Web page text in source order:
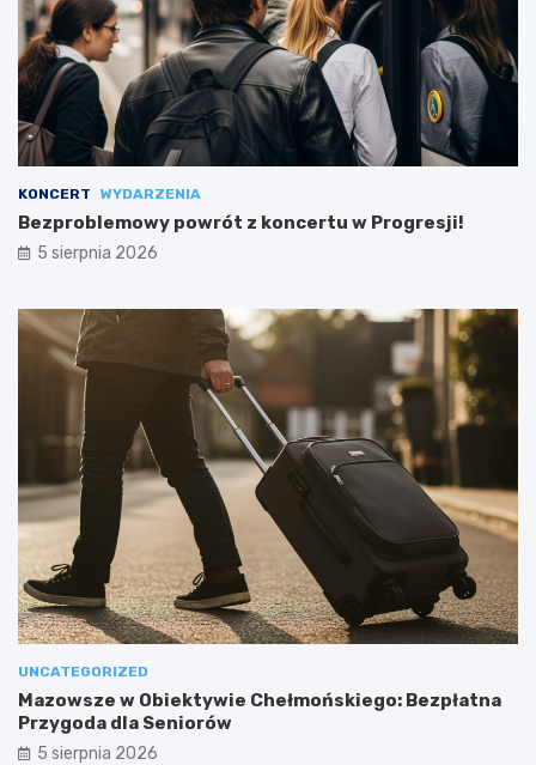
KONCERT WYDARZENIA
Bezproblemowy powrót z koncertu w Progresji!
5 sierpnia 2026
UNCATEGORIZED
Mazowsze w Obiektywie Chełmońskiego: Bezpłatna
Przygoda dla Seniorów
5 sierpnia 2026